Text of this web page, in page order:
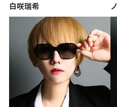
白咲瑞希